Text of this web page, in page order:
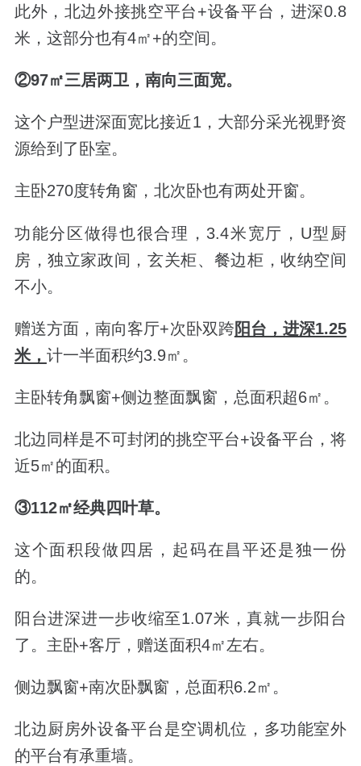
此外，北边外接挑空平台+设备平台，进深0.8
米，这部分也有4㎡+的空间。
②97㎡三居两卫，南向三面宽。
这个户型进深面宽比接近1，大部分采光视野资
源给到了卧室。
主卧270度转角窗，北次卧也有两处开窗。
功能分区做得也很合理，3.4米宽厅，U型厨
房，独立家政间，玄关柜、餐边柜，收纳空间
不小。
赠送方面，南向客厅+次卧双跨阳台，进深1.25
米， 计一半面积约3.9㎡。
主卧转角飘窗+侧边整面飘窗，总面积超6㎡。
北边同样是不可封闭的挑空平台+设备平台，将
近5㎡的面积。
③112㎡经典四叶草。
这个面积段做四居，起码在昌平还是独一份
的。
阳台进深进一步收缩至1.07米，真就一步阳台
了。主卧+客厅，赠送面积4㎡左右。
侧边飘窗+南次卧飘窗，总面积6.2㎡。
北边厨房外设备平台是空调机位，多功能室外
的平台有承重墙。